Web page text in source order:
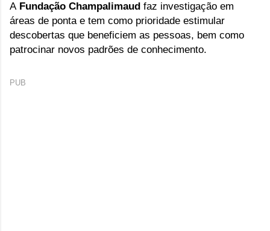
A Fundação Champalimaud faz investigação em
áreas de ponta e tem como prioridade estimular
descobertas que beneficiem as pessoas, bem como
patrocinar novos padrões de conhecimento.
PUB